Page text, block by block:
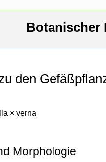
Botanischer
den
× verna
Morphologie